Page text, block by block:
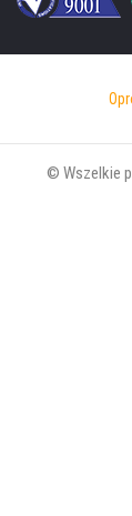
© Wszelkie